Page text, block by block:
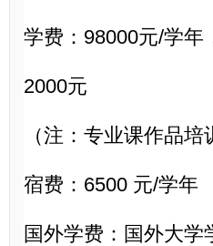
学费： 98000元/学年
2000元
（注：专业课作品
宿费： 6500 元/学年
国外学费：国外大